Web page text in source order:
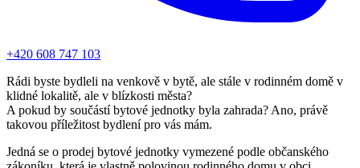
+420 608 747 103
Rádi byste bydleli na venkově v bytě, ale stále v rodinném domě v
klidné lokalitě, ale v blízkosti města?
A pokud by součástí bytové jednotky byla zahrada? Ano, právě
takovou příležitost bydlení pro vás mám.
Jedná se o prodej bytové jednotky vymezené podle občanského